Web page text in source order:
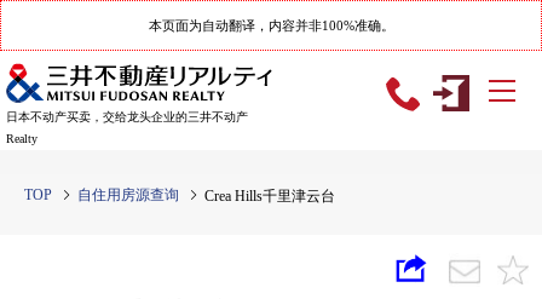
本页面为自动翻译，内容并非100%准确。
日本不动产买卖，交给龙头企业的三井不动产
Realty
TOP 自住用房源查询 Crea Hills千里津云台